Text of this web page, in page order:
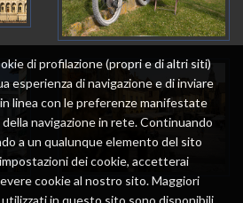
di profilazione (propri e di altri siti)
esperienza di navigazione e di inviare
linea con le preferenze manifestate
navigazione in rete. Continuando
a un qualunque elemento del sito
dei cookie, accetterai
cookie al nostro sito. Maggiori
in questo sito sono disponibili